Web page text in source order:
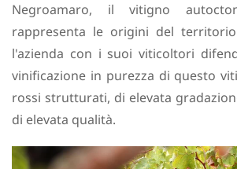
Negroamaro, il vitigno
rappresenta le origini del
l'azienda con i suoi viticoltori
vinificazione in purezza di questo
rossi strutturati, di elevata
di elevata qualità.